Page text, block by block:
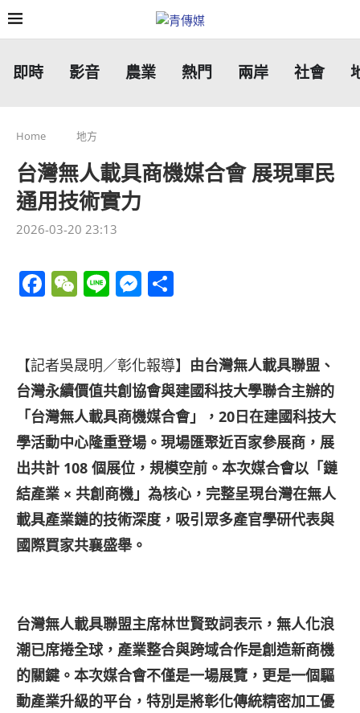
即時 影音 農業 熱門 兩岸 社會
Home 地方
台灣無人載具商機媒合會 展現軍民
通用技術實力
2026-03-20 23:13
Facebook
WeChat
LineMessenger
【記者吳晟明／彰化報導】 由台灣無人載具聯盟、
台灣永續價值共創協會與建國科技大學聯合主辦的
「台灣無人載具商機媒合會」， 20日在建國科技大
學活動中心隆重登場。現場匯聚近百家參展商，展
出共計 108 個展位，規模空前。本次媒合會以「鏈
結產業 × 共創商機」為核心，完整呈現台灣在無人
載具產業鏈的技術深度，吸引眾多產官學研代表與
國際買家共襄盛舉。
台灣無人載具聯盟主席林世賢致詞表示，無人化浪
潮已席捲全球，產業整合與跨域合作是創造新商機
的關鍵。本次媒合會不僅是一場展覽，更是一個驅
動產業升級的平台，特別是將彰化傳統精密加工優